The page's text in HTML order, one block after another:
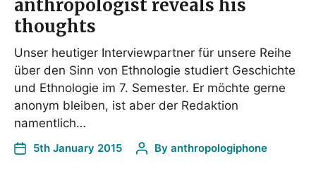
anthropologist reveals his
thoughts
Unser heutiger Interviewpartner für unsere Reihe
über den Sinn von Ethnologie studiert Geschichte
und Ethnologie im 7. Semester. Er möchte gerne
anonym bleiben, ist aber der Redaktion
namentlich…
5th January 2015 By anthropologiphone